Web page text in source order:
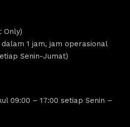
Only)
1 jam, jam operasional
Senin-Jumat)
09:00 – 17:00 setiap Senin –